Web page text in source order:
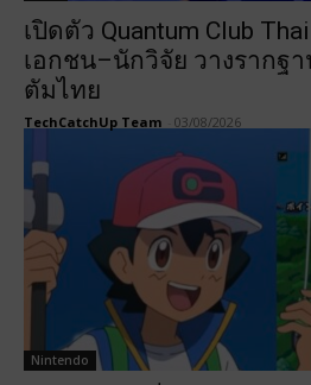
เปิดตัว Quantum Club
เอกชน–นักวิจัย วางรากฐ
ตัมไทย
TechCatchUp Team 03/08/2026
Nintendo